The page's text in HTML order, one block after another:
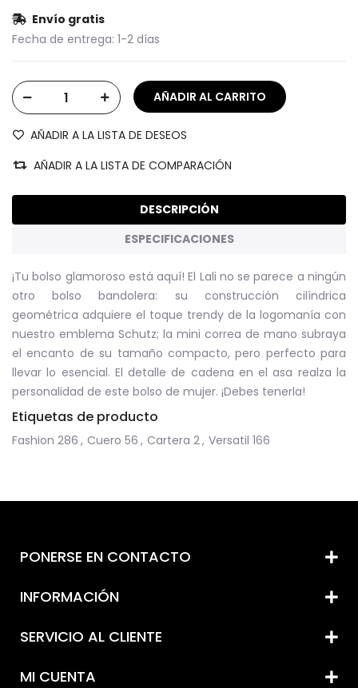
Envío gratis
Fecha de entrega: 1-2 días
AÑADIR A LA LISTA DE DESEOS
AÑADIR A LA LISTA DE COMPARACIÓN
DESCRIPCIÓN
ESPECIFICACIONES
¡Tu bolso glamoroso está aquí! El Lali no se parece a ningún
otro bolso bandolera: su construcción cilíndrica
geométrica adquiere el toque trendy de la logomanía con
nuestro emblema Schutz; la mini correa de mano subraya
el encanto de su tamaño compacto, pero perfecto para
llevar lo esencial. El detalle de cadena en el asa realza la
personalidad de este bolso de mujer. ¡Debes tenerla!
Etiquetas de producto
Fashion 286 , Cuero 56 , Cartera 2, Versatil 166
PONERSE EN CONTACTO
INFORMACIÓN
SERVICIO AL CLIENTE
MI CUENTA